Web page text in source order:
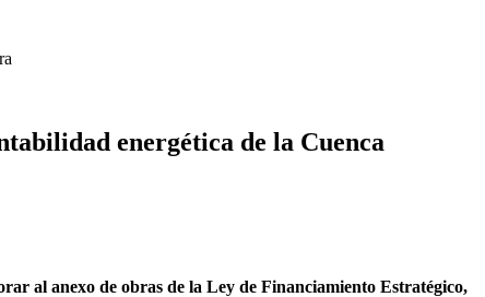
energética de la Cuenca
al anexo de obras de la Ley de Financiamiento Estratégico,